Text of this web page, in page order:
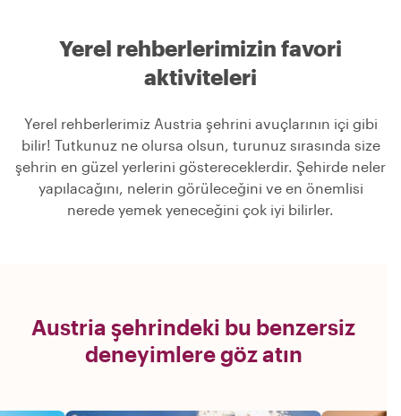
Yerel rehberlerimizin favori
aktiviteleri
Yerel rehberlerimiz Austria şehrini avuçlarının içi gibi
bilir! Tutkunuz ne olursa olsun, turunuz sırasında size
şehrin en güzel yerlerini göstereceklerdir. Şehirde neler
yapılacağını, nelerin görüleceğini ve en önemlisi
nerede yemek yeneceğini çok iyi bilirler.
Austria şehrindeki bu benzersiz
deneyimlere göz atın